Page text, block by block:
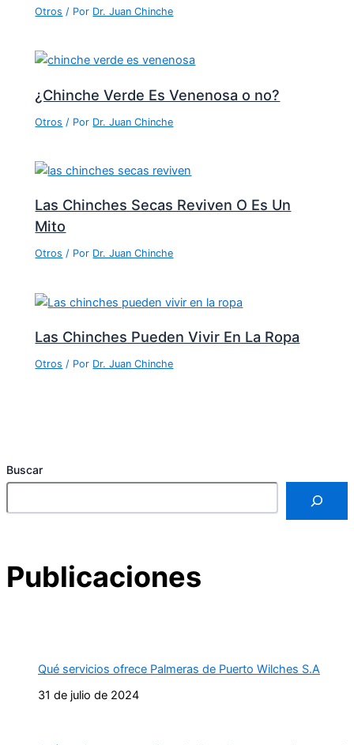
Otros / Por Dr. Juan Chinche
¿Chinche Verde Es Venenosa o no?
Otros / Por Dr. Juan Chinche
Las Chinches Secas Reviven O Es Un
Mito
Otros / Por Dr. Juan Chinche
Las Chinches Pueden Vivir En La Ropa
Otros / Por Dr. Juan Chinche
Buscar
Publicaciones
Qué servicios ofrece Palmeras de Puerto Wilches S.A
31 de julio de 2024